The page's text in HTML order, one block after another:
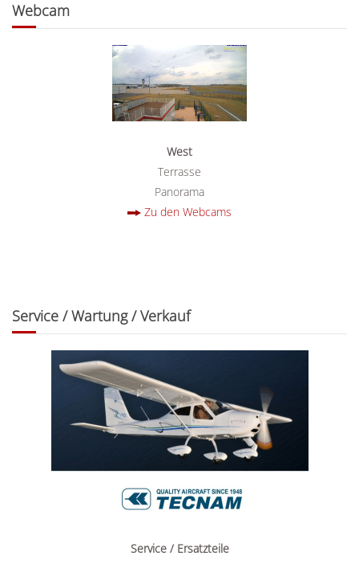
Webcam
West
Terrasse
Panorama
Zu den Webcams
Service / Wartung / Verkauf
Service / Ersatzteile